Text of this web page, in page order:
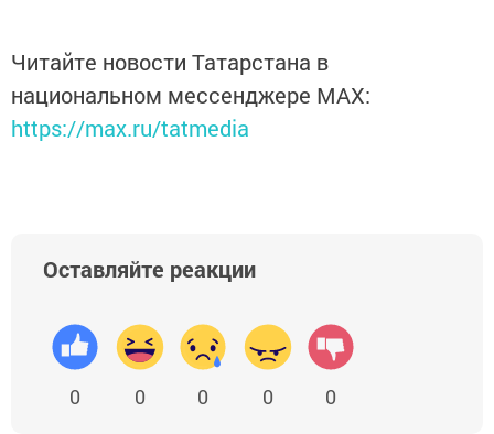
Читайте новости Татарстана в
национальном мессенджере MАХ:
https://max.ru/tatmedia
Оставляйте реакции
0 0 0 0 0